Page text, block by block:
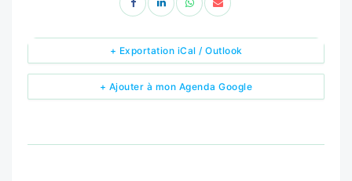
+ Ajouter à mon Agenda Google
+ Exportation iCal / Outlook